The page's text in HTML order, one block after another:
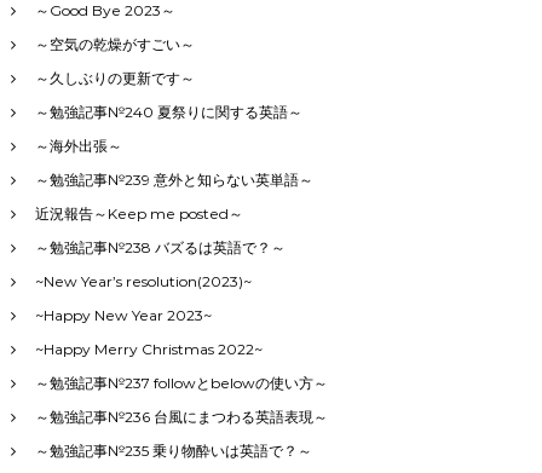
～Good Bye 2023～
～空気の乾燥がすごい～
～久しぶりの更新です～
～勉強記事№240 夏祭りに関する英語～
～海外出張～
～勉強記事№239 意外と知らない英単語～
近況報告～Keep me posted～
～勉強記事№238 バズるは英語で？～
~New Year’s resolution(2023)~
~Happy New Year 2023~
~Happy Merry Christmas 2022~
～勉強記事№237 followとbelowの使い方～
～勉強記事№236 台風にまつわる英語表現～
～勉強記事№235 乗り物酔いは英語で？～